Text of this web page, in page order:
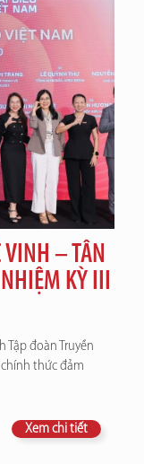
VINH – TÂN
KỲ III
Tập đoàn Truyền
thức đảm
Xem chi tiết